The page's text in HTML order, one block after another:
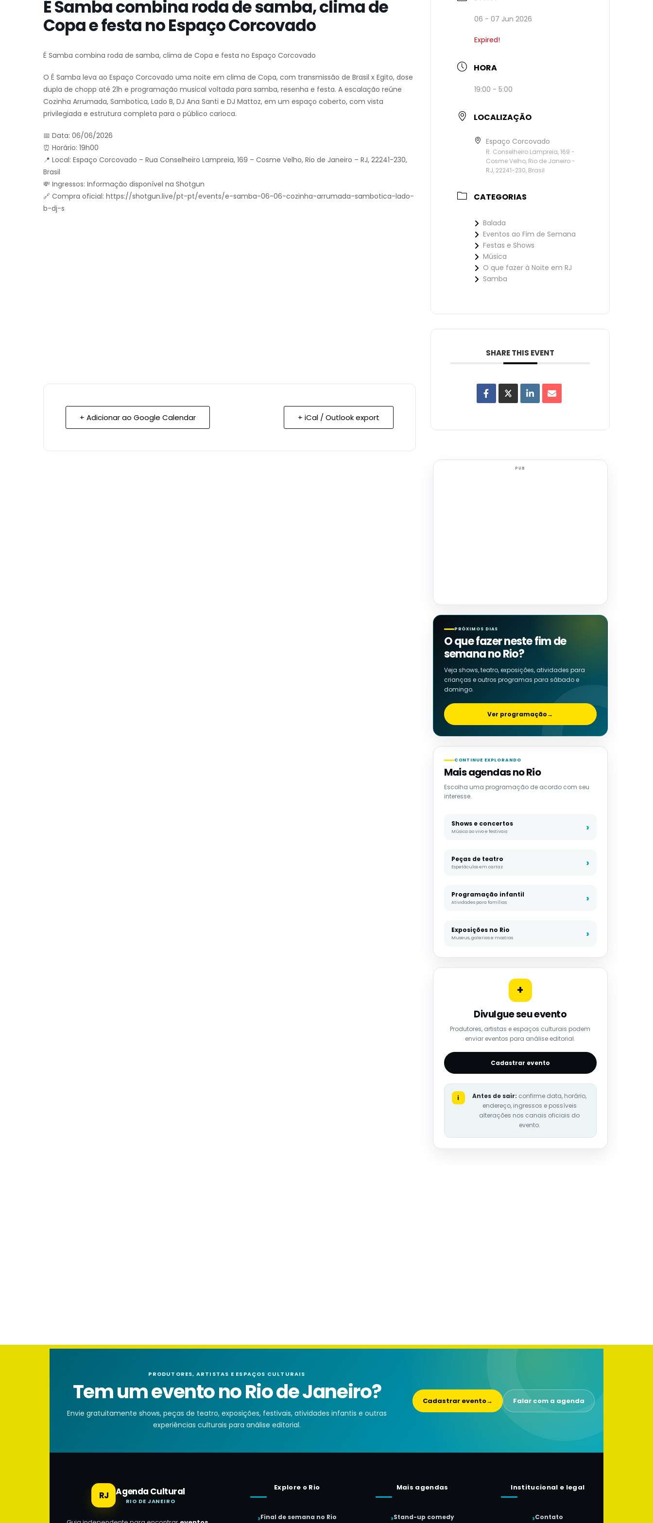
É Samba combina roda de samba, clima de
Copa e festa no Espaço Corcovado
É Samba combina roda de samba, clima de Copa e festa no Espaço Corcovado
O É Samba leva ao Espaço Corcovado uma noite em clima de Copa, com transmissão de Brasil x Egito, dose
dupla de chopp até 21h e programação musical voltada para samba, resenha e festa. A escalação reúne
Cozinha Arrumada, Sambotica, Lado B, DJ Ana Santi e DJ Mattoz, em um espaço coberto, com vista
privilegiada e estrutura completa para o público carioca.
📅 Data: 06/06/2026
⏰ Horário: 19h00
📍 Local: Espaço Corcovado – Rua Conselheiro Lampreia, 169 – Cosme Velho, Rio de Janeiro – RJ, 22241-230,
Brasil
💸 Ingressos: Informação disponível na Shotgun
🔗 Compra oficial: https://shotgun.live/pt-pt/events/e-samba-06-06-cozinha-arrumada-sambotica-lado-
b-dj-s
+ Adicionar ao Google Calendar + iCal / Outlook export
06 - 07 Jun 2026
Expired!
HORA
19:00 - 5:00
LOCALIZAÇÃO
Espaço Corcovado
R. Conselheiro Lampreia, 169 -
Cosme Velho, Rio de Janeiro -
RJ, 22241-230, Brasil
CATEGORIAS
Balada
Eventos ao Fim de Semana
Festas e Shows
Música
O que fazer à Noite em RJ
Samba
SHARE THIS EVENT
PUB
PRÓXIMOS DIAS
O que fazer neste fim de
semana no Rio?
Veja shows, teatro, exposições, atividades para
crianças e outros programas para sábado e
domingo.
Ver programação→
CONTINUE EXPLORANDO
Mais agendas no Rio
Escolha uma programação de acordo com seu
interesse.
Shows e concertos
Música ao vivo e festivais
Peças de teatro
Espetáculos em cartaz
Programação infantil
Atividades para famílias
Exposições no Rio
Museus, galerias e mostras
+
Divulgue seu evento
Produtores, artistas e espaços culturais podem
enviar eventos para análise editorial.
Cadastrar evento
i Antes de sair: confirme data, horário,
endereço, ingressos e possíveis
alterações nos canais oficiais do
evento.
PRODUTORES, ARTISTAS E ESPAÇOS CULTURAIS
Tem um evento no Rio de Janeiro?
Envie gratuitamente shows, peças de teatro, exposições, festivais, atividades infantis e outras
experiências culturais para análise editorial.
Cadastrar evento→ Falar com a agenda
RJ Agenda Cultural
RIO DE JANEIRO
Explore o Rio
Final de semana no Rio
Mais agendas
Stand-up comedy
Institucional e legal
Contato